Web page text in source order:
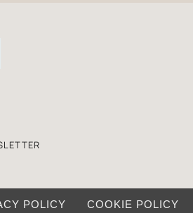
POLICY COOKIE POLICY